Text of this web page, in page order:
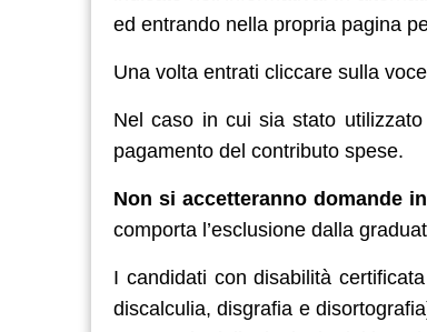
ed entrando nella propria pagina
Una volta entrati cliccare sulla
Nel caso in cui sia stato
pagamento del contributo spese.
Non si accetteranno domande
comporta l’esclusione dalla
I candidati con disabilità
discalculia, disgrafia e